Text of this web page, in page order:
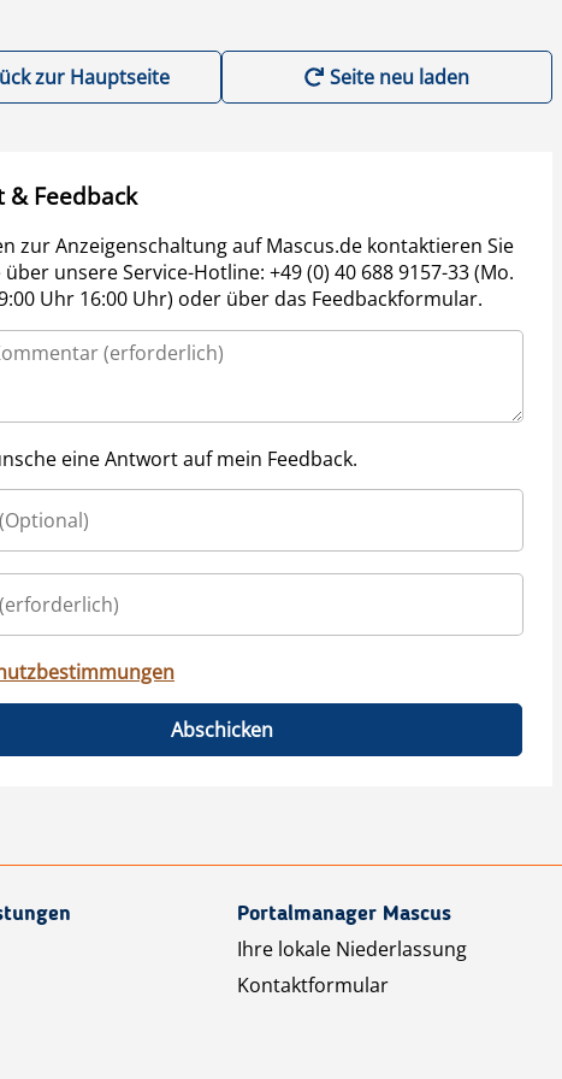
zur Hauptseite Seite neu laden
& Feedback
zur Anzeigenschaltung auf Mascus.de kontaktieren Sie
unsere Service-Hotline: +49 (0) 40 688 9157-33 (Mo.
Uhr 16:00 Uhr) oder über das Feedbackformular.
eine Antwort auf mein Feedback.
Abschicken
Portalmanager Mascus
Ihre lokale Niederlassung
Kontaktformular